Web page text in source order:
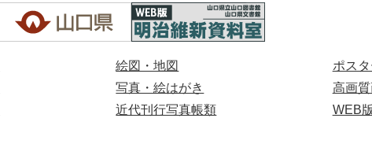
絵図・地図
写真・絵はがき
近代刊行写真帳類
ポス
高画
WEB